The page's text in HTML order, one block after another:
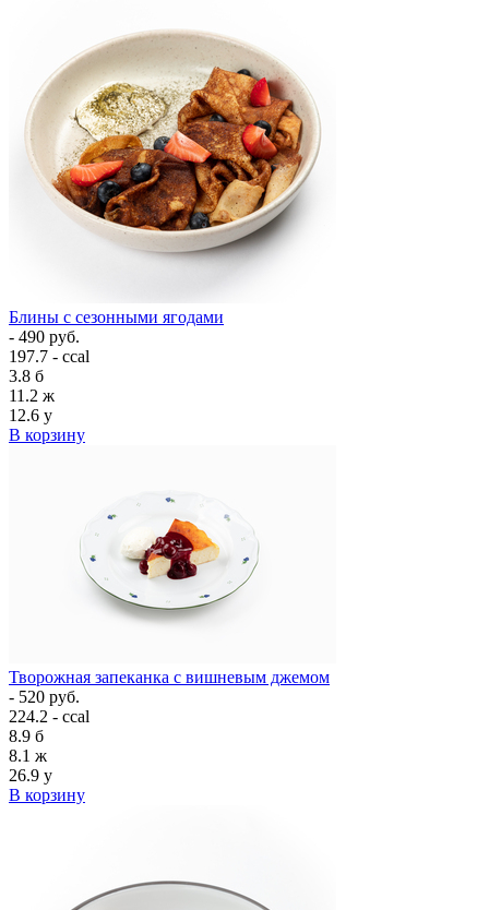
Блины с сезонными ягодами
- 490 руб.
197.7 - ccal
3.8 б
11.2 ж
12.6 у
В корзину
Творожная запеканка с вишневым джемом
- 520 руб.
224.2 - ccal
8.9 б
8.1 ж
26.9 у
В корзину